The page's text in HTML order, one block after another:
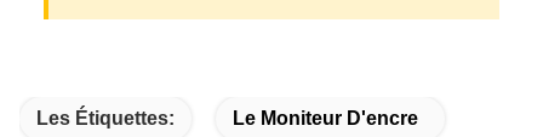
Les Étiquettes: Le Moniteur D'encre